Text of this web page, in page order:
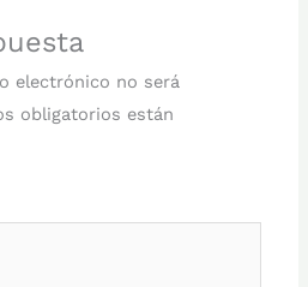
electrónico no será
obligatorios están